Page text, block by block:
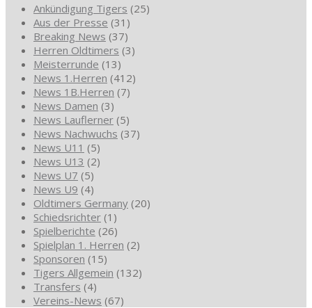
Ankündigung Tigers (25)
Aus der Presse (31)
Breaking News (37)
Herren Oldtimers (3)
Meisterrunde (13)
News 1.Herren (412)
News 1B.Herren (7)
News Damen (3)
News Lauflerner (5)
News Nachwuchs (37)
News U11 (5)
News U13 (2)
News U7 (5)
News U9 (4)
Oldtimers Germany (20)
Schiedsrichter (1)
Spielberichte (26)
Spielplan 1. Herren (2)
Sponsoren (15)
Tigers Allgemein (132)
Transfers (4)
Vereins-News (67)